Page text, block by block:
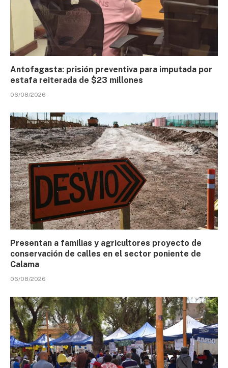
Antofagasta: prisión preventiva para imputada por
estafa reiterada de $23 millones
06/08/2026
Presentan a familias y agricultores proyecto de
conservación de calles en el sector poniente de
Calama
06/08/2026